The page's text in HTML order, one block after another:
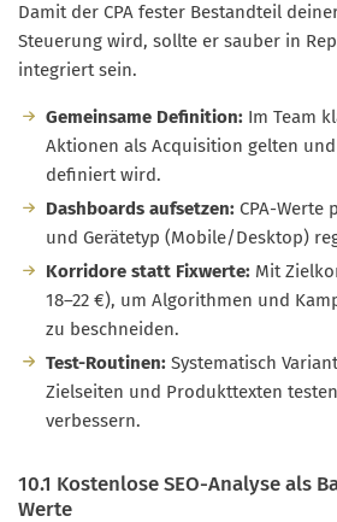
Damit der CPA fester Bestandteil
Steuerung wird, sollte er sauber in
integriert sein.
Gemeinsame Definition: Im Team
Aktionen als Acquisition gelten
definiert wird.
Dashboards aufsetzen: CPA-Werte
und Gerätetyp (Mobile/Desktop)
Korridore statt Fixwerte: Mit
18–22 €), um Algorithmen und
zu beschneiden.
Test-Routinen: Systematisch
Zielseiten und Produkttexten
verbessern.
10.1 Kostenlose SEO-Analyse als
Werte